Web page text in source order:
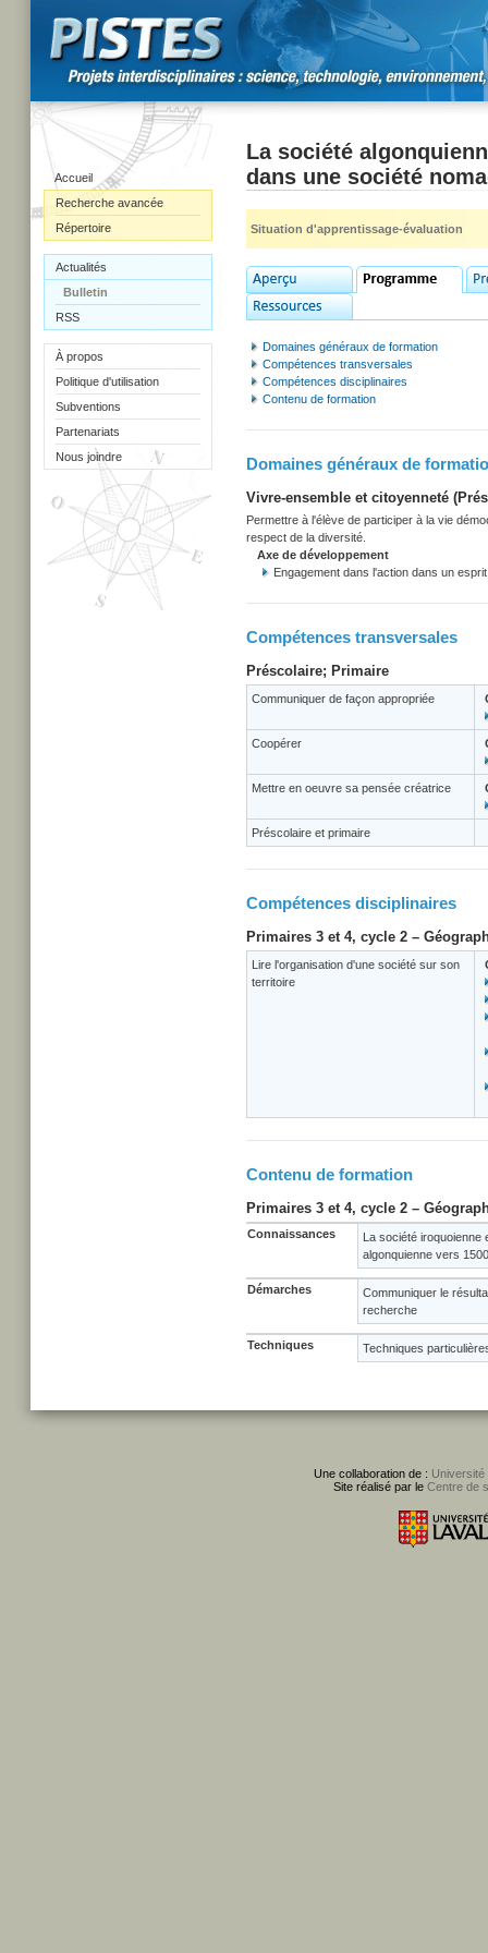
Accueil
Recherche avancée
Répertoire
Actualités
Bulletin
RSS
À propos
Politique d'utilisation
Subventions
Partenariats
Nous joindre
La société
dans une société
Situation d'apprentissage-évaluation
Domaines généraux de formation
Compétences transversales
Compétences disciplinaires
Contenu de formation
Domaines généraux de
Vivre-ensemble et citoyenneté
Permettre à l'élève de participer à la vie
respect de la diversité.
Axe de développement
Engagement dans l'action dans un
Compétences transversales
Préscolaire; Primaire
Communiquer de façon appropriée
Coopérer
Mettre en oeuvre sa pensée créatrice
Préscolaire et primaire
Compétences disciplinaires
Primaires 3 et 4, cycle 2 –
Lire l'organisation d'une société sur son
territoire
Contenu de formation
Primaires 3 et 4, cycle 2 –
Connaissances
La société iroquoienne
algonquienne vers 1500
Démarches
Communiquer le
recherche
Techniques Techniques
Une collaboration de : Université
Site réalisé par le Centre de